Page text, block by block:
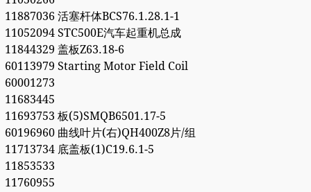
11887036 活塞杆体BCS76.1.28.1-1
11052094 STC500E汽车起重机总成
11844329 盖板Z63.18-6
60113979 Starting Motor Field Coil
60001273
11683445
11693753 板(5)SMQB6501.17-5
60196960 曲线叶片(右)QH400Z8片/组
11713734 底盖板(1)C19.6.1-5
11853533
11760955